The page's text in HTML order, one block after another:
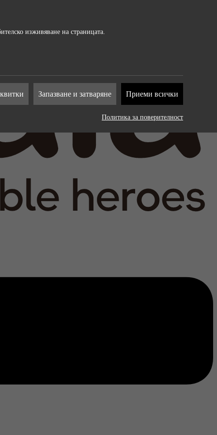
изживяване на страницата.
от
Запазване и затваряне Приеми всички
Политика за поверителност